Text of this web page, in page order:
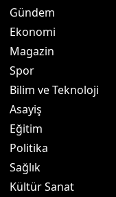
Gündem
Ekonomi
Magazin
Spor
Bilim ve Teknoloji
Asayiş
Eğitim
Politika
Sağlık
Kültür Sanat